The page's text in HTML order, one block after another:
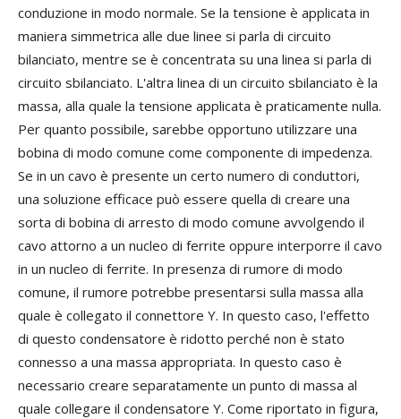
conduzione in modo normale. Se la tensione è applicata in
maniera simmetrica alle due linee si parla di circuito
bilanciato, mentre se è concentrata su una linea si parla di
circuito sbilanciato. L'altra linea di un circuito sbilanciato è la
massa, alla quale la tensione applicata è praticamente nulla.
Per quanto possibile, sarebbe opportuno utilizzare una
bobina di modo comune come componente di impedenza.
Se in un cavo è presente un certo numero di conduttori,
una soluzione efficace può essere quella di creare una
sorta di bobina di arresto di modo comune avvolgendo il
cavo attorno a un nucleo di ferrite oppure interporre il cavo
in un nucleo di ferrite. In presenza di rumore di modo
comune, il rumore potrebbe presentarsi sulla massa alla
quale è collegato il connettore Y. In questo caso, l'effetto
di questo condensatore è ridotto perché non è stato
connesso a una massa appropriata. In questo caso è
necessario creare separatamente un punto di massa al
quale collegare il condensatore Y. Come riportato in figura,